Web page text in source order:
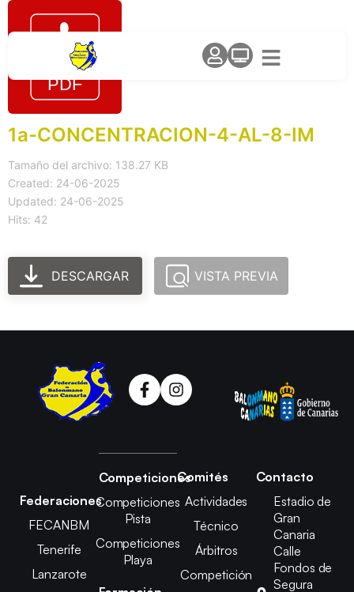
1a-CONCENTRACION-4-AL-8-IM
Tamaño del archivo: 138.27 KB
Created: 24-06-2025
Updated: 24-06-2025
Hits: 42
DESCARGAR VISTA PREVIA
Federaciones
FECANBM
Tenerife
Lanzarote
Competiciones
Competiciones
Pista
Competiciones
Playa
Comités
Actividades
Técnico
Árbitros
Competición
Contacto
Estadio de
Gran
Canaria
Calle
Fondos de
Segura